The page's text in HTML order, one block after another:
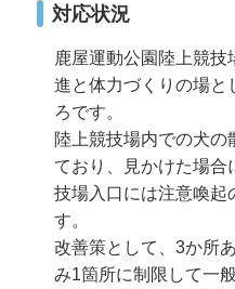
対応状況
鹿屋運動公園陸上競
進と体力づくりの場と
ろです。
陸上競技場内での犬の
ており、見かけた場合
技場入口には注意喚起
す。
改善策として、3か所
み1箇所に制限して一